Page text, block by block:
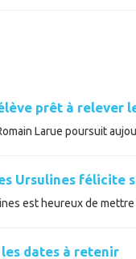
prêt à relever
Larue poursuit
Ursulines félicite
est heureux de
dates à retenir